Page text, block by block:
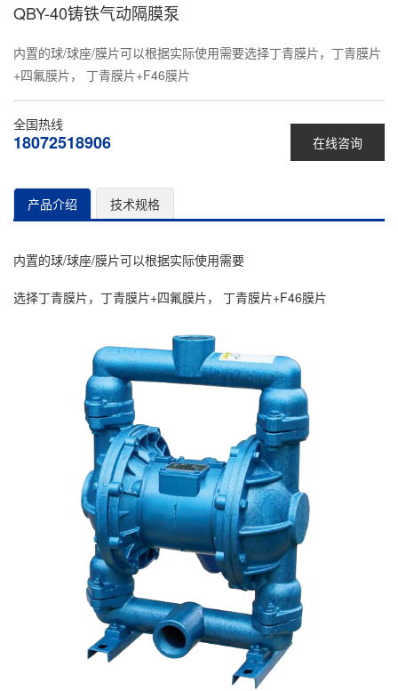
QBY-40铸铁气动隔膜泵
内置的球/球座/膜片可以根据实际使用需要选择丁青膜片，丁青膜片
+四氟膜片， 丁青膜片+F46膜片
在线咨询
全国热线
18072518906
产品介绍 技术规格
内置的球/球座/膜片可以根据实际使用需要
选择丁青膜片，丁青膜片+四氟膜片， 丁青膜片+F46膜片